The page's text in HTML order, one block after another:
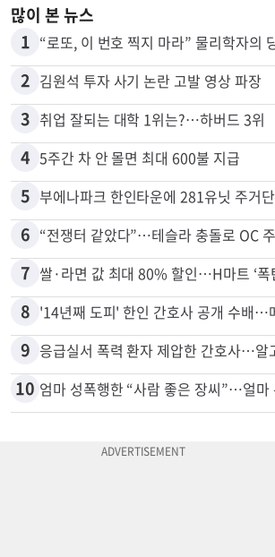
많이 본 뉴스
1 “로또, 이 번호 찍지 마라” 물리학자의
2 김원석 투자 사기 논란 고발 영상 파장
3 취업 잘되는 대학 1위는?…하버드 3위
4 5주간 차 안 몰면 최대 600불 지급
5 부에나파크 한인타운에 281유닛 주거
6 “전쟁터 같았다”…테슬라 충돌로 OC 주
7 쌀·라면 값 최대 80% 할인…H마트 ‘폭
8 '14년째 도피' 한인 간호사 공개 수배…
9 응급실서 폭력 환자 제압한 간호사…알